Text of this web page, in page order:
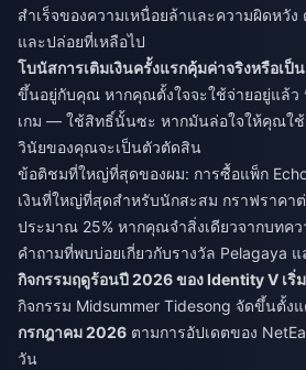
สำเร็จของความเหนื่อยล้าและความผิดหวัง
และปล่อยที่เหลือไป
โบนัสการเติมเงินครั้งแรกคุ้มค่าจริงหรือเป็
ขึ้นอยู่กับคุณ หากคุณตั้งใจจะใช้จ่ายอยู่แล้ว
เกม — ใช้สิทธิ์นั้นซะ หากมันล่อใจให้คุณใช้
วินัยของคุณจะเป็นตัวตัดสิน
ข้อติชมที่ใหญ่ที่สุดของผม: การซื้อแพ็ก
เงินที่ใหญ่ที่สุดสำหรับนักสะสม กราฟราคา
ประมาณ 25% หากคุณจำสิ่งเดียวจากบทคว
คำถามที่พบบ่อยเกี่ยวกับรางวัล Pelagaya แ
กิจกรรมฤดูร้อนปี 2026 ของ Identity V เริ่
กิจกรรม Midsummer Tidesong จัดขึ้นตั้ง
กรกฎาคม 2026 ตามการอัปเดตของ
วัน